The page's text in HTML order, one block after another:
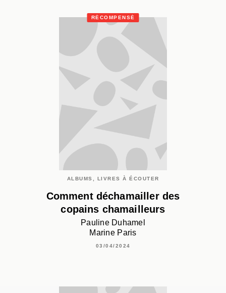
RÉCOMPENSÉ
ALBUMS, LIVRES À ÉCOUTER
Comment déchamailler des
copains chamailleurs
Pauline Duhamel
Marine Paris
03/04/2024